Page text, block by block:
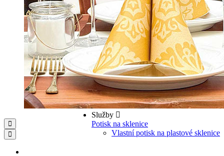
Služby
Potisk na sklenice
Vlastní potisk na plastové sklenice